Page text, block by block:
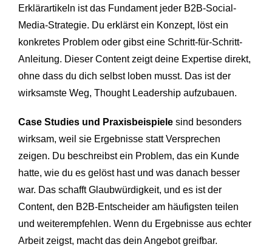
Erklärartikeln ist das Fundament jeder B2B-Social-
Media-Strategie. Du erklärst ein Konzept, löst ein
konkretes Problem oder gibst eine Schritt-für-Schritt-
Anleitung. Dieser Content zeigt deine Expertise direkt,
ohne dass du dich selbst loben musst. Das ist der
wirksamste Weg, Thought Leadership aufzubauen.
Case Studies und Praxisbeispiele sind besonders
wirksam, weil sie Ergebnisse statt Versprechen
zeigen. Du beschreibst ein Problem, das ein Kunde
hatte, wie du es gelöst hast und was danach besser
war. Das schafft Glaubwürdigkeit, und es ist der
Content, den B2B-Entscheider am häufigsten teilen
und weiterempfehlen. Wenn du Ergebnisse aus echter
Arbeit zeigst, macht das dein Angebot greifbar.